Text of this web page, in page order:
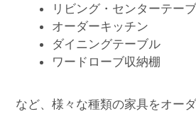
リビング・センターテー
オーダーキッチン
ダイニングテーブル
ワードローブ収納棚
など、様々な種類の家具をオー